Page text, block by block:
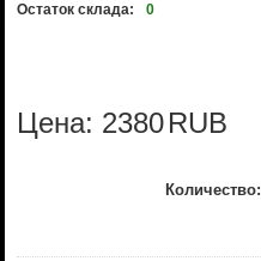
Остаток склада: 0
Цена: 2380RUB
Количество: